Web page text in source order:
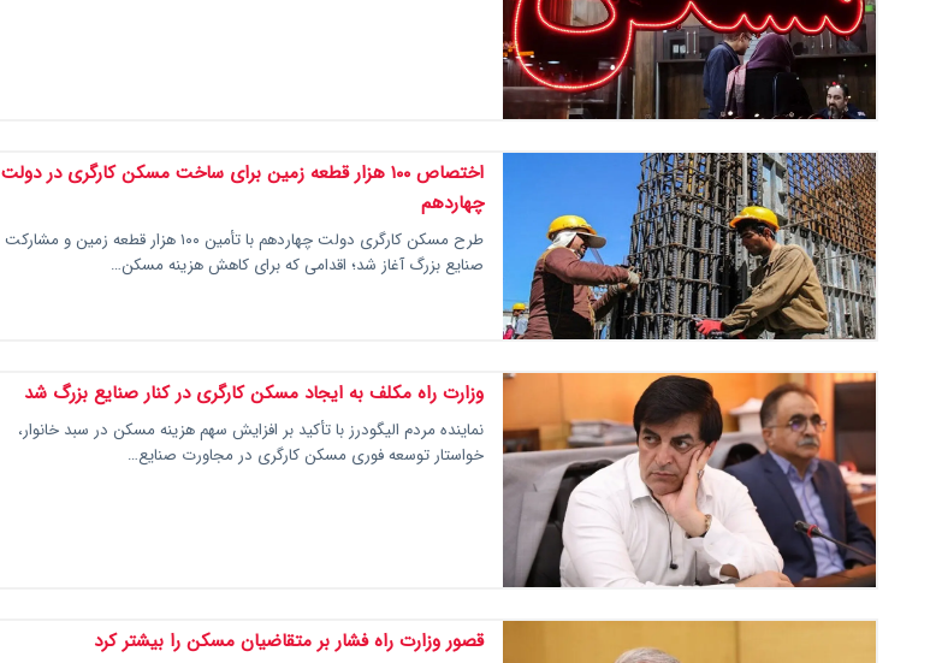
اختصاص ۱۰۰ هزار قطعه زمین برای ساخت مسکن کارگری در دولت
چهاردهم
طرح مسکن کارگری دولت چهاردهم با تأمین ۱۰۰ هزار قطعه زمین و مشارکت
صنایع بزرگ آغاز شد؛ اقدامی که برای کاهش هزینه مسکن…
وزارت راه مکلف به ایجاد مسکن کارگری در کنار صنایع بزرگ شد
نماینده مردم الیگودرز با تأکید بر افزایش سهم هزینه مسکن در سبد خانوار،
خواستار توسعه فوری مسکن کارگری در مجاورت صنایع…
قصور وزارت راه فشار بر متقاضیان مسکن را بیشتر کرد